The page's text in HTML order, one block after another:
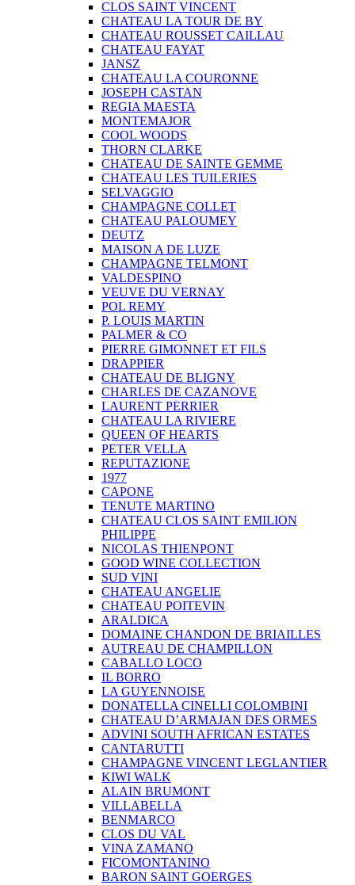
CLOS SAINT VINCENT
CHATEAU LA TOUR DE BY
CHATEAU ROUSSET CAILLAU
CHATEAU FAYAT
JANSZ
CHATEAU LA COURONNE
JOSEPH CASTAN
REGIA MAESTA
MONTEMAJOR
COOL WOODS
THORN CLARKE
CHATEAU DE SAINTE GEMME
CHATEAU LES TUILERIES
SELVAGGIO
CHAMPAGNE COLLET
CHATEAU PALOUMEY
DEUTZ
MAISON A DE LUZE
CHAMPAGNE TELMONT
VALDESPINO
VEUVE DU VERNAY
POL REMY
P. LOUIS MARTIN
PALMER & CO
PIERRE GIMONNET ET FILS
DRAPPIER
CHATEAU DE BLIGNY
CHARLES DE CAZANOVE
LAURENT PERRIER
CHATEAU LA RIVIERE
QUEEN OF HEARTS
PETER VELLA
REPUTAZIONE
1977
CAPONE
TENUTE MARTINO
CHATEAU CLOS SAINT EMILION
PHILIPPE
NICOLAS THIENPONT
GOOD WINE COLLECTION
SUD VINI
CHATEAU ANGELIE
CHATEAU POITEVIN
ARALDICA
DOMAINE CHANDON DE BRIAILLES
AUTREAU DE CHAMPILLON
CABALLO LOCO
IL BORRO
LA GUYENNOISE
DONATELLA CINELLI COLOMBINI
CHATEAU D’ARMAJAN DES ORMES
ADVINI SOUTH AFRICAN ESTATES
CANTARUTTI
CHAMPAGNE VINCENT LEGLANTIER
KIWI WALK
ALAIN BRUMONT
VILLABELLA
BENMARCO
CLOS DU VAL
VINA ZAMANO
FICOMONTANINO
BARON SAINT GOERGES